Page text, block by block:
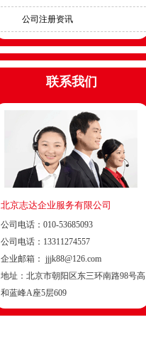
公司注册资讯
联系我们
北京志达企业服务有限公司
公司电话： 010-53685093
公司电话： 13311274557
企业邮箱： jjjk88@126.com
地址： 北京市朝阳区东三环南路98号高
和蓝峰A座5层609